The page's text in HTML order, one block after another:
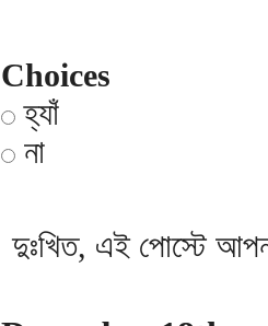
Choices
হ্যাঁ
না
দুঃখিত, এই পোস্টে